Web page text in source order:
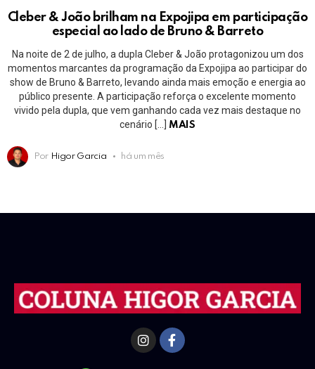
Cleber & João brilham na Expojipa em participação
especial ao lado de Bruno & Barreto
Na noite de 2 de julho, a dupla Cleber & João protagonizou um dos
momentos marcantes da programação da Expojipa ao participar do
show de Bruno & Barreto, levando ainda mais emoção e energia ao
público presente. A participação reforça o excelente momento
vivido pela dupla, que vem ganhando cada vez mais destaque no
cenário […]
MAIS
Por Higor Garcia há um mês